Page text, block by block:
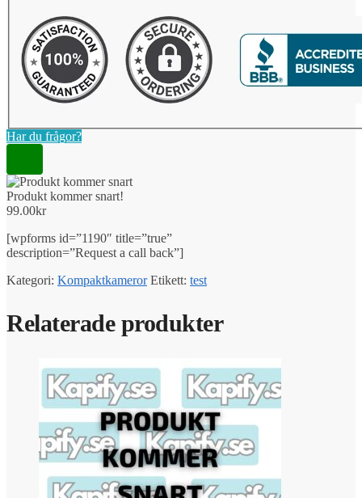
Har du frågor?
Produkt kommer snart!
99.00kr
[wpforms id=”1190″ title=”true”
description=”Request a call back”]
Kategori: Kompaktkameror Etikett: test
Relaterade produkter